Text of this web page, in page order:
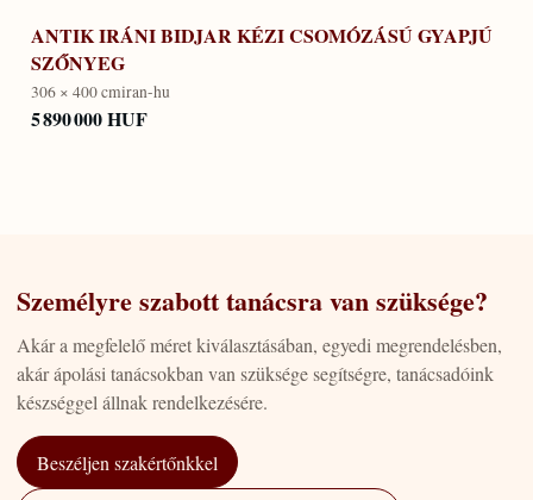
ANTIK IRÁNI BIDJAR KÉZI CSOMÓZÁSÚ GYAPJÚ
SZŐNYEG
306 × 400 cmiran-hu
5 890 000 HUF
Személyre szabott tanácsra van szüksége?
Akár a megfelelő méret kiválasztásában, egyedi megrendelésben,
akár ápolási tanácsokban van szüksége segítségre, tanácsadóink
készséggel állnak rendelkezésére.
Beszéljen szakértőnkkel